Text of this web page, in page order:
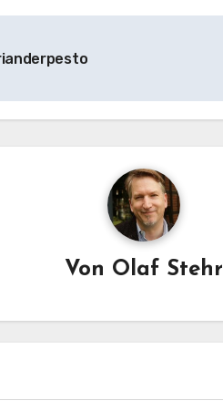
Von Olaf Stehr